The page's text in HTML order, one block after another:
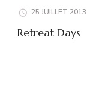
25 JUILLET 2013
Retreat Days